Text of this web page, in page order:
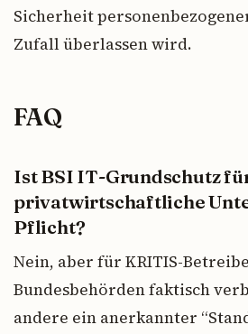
Sicherheit
Zufall überlassen wird.
FAQ
Ist BSI IT-Grundschutz
privatwirtschaftliche
Pflicht?
Nein, aber für KRITIS-
Bundesbehörden faktisch
andere ein anerkannter